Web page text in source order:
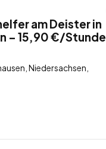
am Deister in
– 15,90 €/Stunde
Niedersachsen,